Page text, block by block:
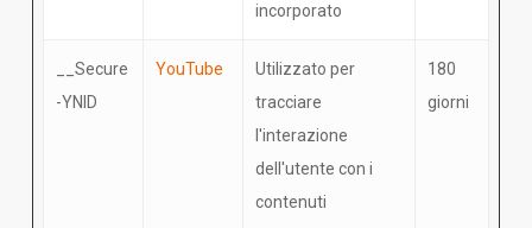
incorporato
__Secure
-YNID
YouTube
Utilizzato per
tracciare
l'interazione
dell'utente con i
contenuti
180
giorni